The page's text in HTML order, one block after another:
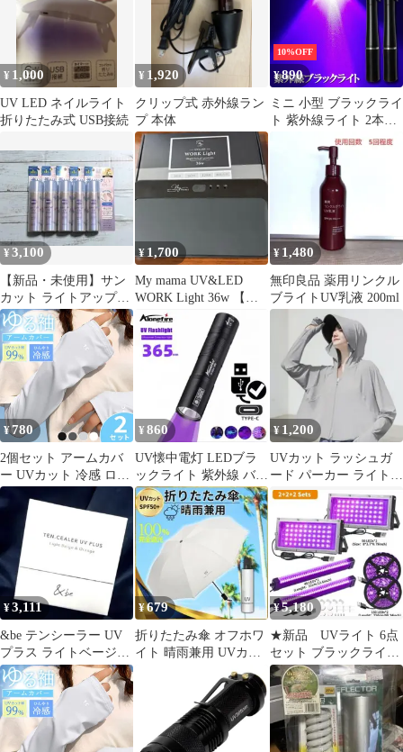
ト 夜釣り ペットのオシ
ッコ 汚れ対策
点灯 太陽光発電 庭 玄
関 駐車場 通路 ガーデ
ン LEDライト ガーデン
ライト 人感センサー セ
キュリテ
¥ 1,000
UV LED ネイルライト
折りたたみ式 USB接続
¥ 1,920
クリップ式 赤外線ラン
プ 本体
10%OFF
¥890
ミニ 小型 ブラックライ
ト 紫外線ライト 2本セ
ット LEDライト 395nm
UVライト ハンディUV
懐中電灯 防水 レジン用
硬化ライト 夜釣り ペッ
トのオシッコ 汚れ対策
¥3,100
【新品・未使用】サン
カット ライトアップ
UV スプレー 60g × 5本
セット
¥ 1,700
My mama UV&LED
WORK Light 36w 【ブ
ラック
¥ 1,480
無印良品 薬用リンクル
ブライトUV乳液 200ml
¥780
2個セット アームカバ
ー UVカット 冷感 ロン
グ丈 UPF50+ 紫外線 日
焼け対策 袖 腕 ゆった
り カバー 予防 防止 カ
バー アームスリーブ 伸
縮性 クール ひんやり
運転 UV メンズ レディ
ース ブラック 黒 グレ
ー ライトグレー ホワイ
ト 白
¥ 860
UV懐中電灯 LEDブラ
ックライト 紫外線 バッ
テリ内蔵 Type-C UV
¥ 1,200
UVカット ラッシュガ
ード パーカー ライトグ
レー サンバイザー付
¥3,111
&be テンシーラー UV
プラス ライトベージュ/
オレンジ
¥679
折りたたみ傘 オフホワ
イト 晴雨兼用 UVカッ
ト 日傘 完全 遮光 紫外
¥5,180
★新品 UVライト 6点
セット ブラックライト
照明★